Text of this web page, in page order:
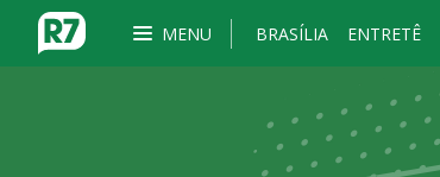
MENU BRASÍLIA ENTRETÊ